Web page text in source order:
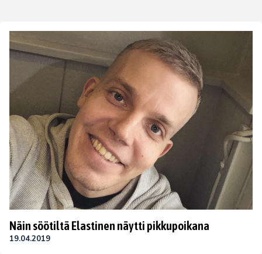
Näin söötiltä Elastinen näytti pikkupoikana
19.04.2019